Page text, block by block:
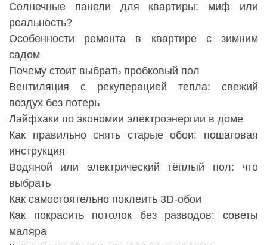
Солнечные панели для квартиры: миф или
реальность?
Особенности ремонта в квартире с зимним
садом
Почему стоит выбрать пробковый пол
Вентиляция с рекуперацией тепла: свежий
воздух без потерь
Лайфхаки по экономии электроэнергии в доме
Как правильно снять старые обои: пошаговая
инструкция
Водяной или электрический тёплый пол: что
выбрать
Как самостоятельно поклеить 3D-обои
Как покрасить потолок без разводов: советы
маляра